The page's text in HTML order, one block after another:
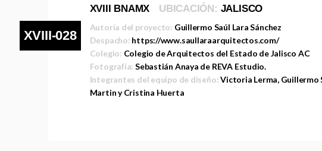
XVIII-028
XVIII BNAMX UBICACIÓN: JALISCO
Autoría del proyecto: Guillermo Saúl Lara Sánchez
Despacho: https://www.saullaraarquitectos.com/
Colegio: Colegio de Arquitectos del Estado de Jalisco AC
Fotografía:Sebastián Anaya de REVA Estudio.
Integrantes del equipo de diseño:Victoria Lerma, Guillermo
Martin y Cristina Huerta